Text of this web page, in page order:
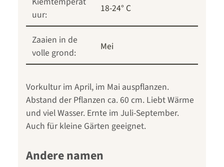
uur:
18-24° C
Zaaien in de
volle grond:
Mei
Vorkultur im April, im Mai auspflanzen.
Abstand der Pflanzen ca. 60 cm. Liebt Wärme
und viel Wasser. Ernte im Juli-September.
Auch für kleine Gärten geeignet.
Andere namen